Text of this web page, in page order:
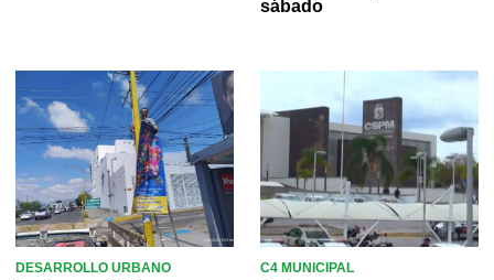
sábado
DESARROLLO URBANO C4 MUNICIPAL